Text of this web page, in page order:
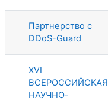
Партнерство с
DDoS-Guard
XVI
ВСЕРОССИЙСКАЯ
НАУЧНО-